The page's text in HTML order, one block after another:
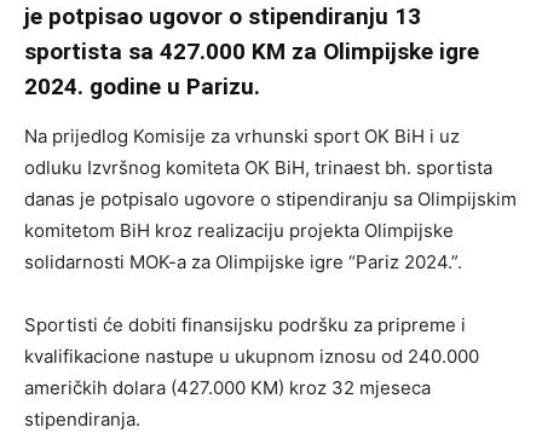
je potpisao ugovor o stipendiranju 13
sportista sa 427.000 KM za Olimpijske igre
2024. godine u Parizu.
Na prijedlog Komisije za vrhunski sport OK BiH i uz
odluku Izvršnog komiteta OK BiH, trinaest bh. sportista
danas je potpisalo ugovore o stipendiranju sa Olimpijskim
komitetom BiH kroz realizaciju projekta Olimpijske
solidarnosti MOK-a za Olimpijske igre “Pariz 2024.”.
Sportisti će dobiti finansijsku podršku za pripreme i
kvalifikacione nastupe u ukupnom iznosu od 240.000
američkih dolara (427.000 KM) kroz 32 mjeseca
stipendiranja.